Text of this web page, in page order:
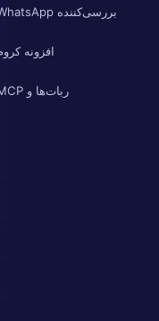
بررسی‌کننده WhatsApp
افزونه کروم
ربات‌ها و MCP